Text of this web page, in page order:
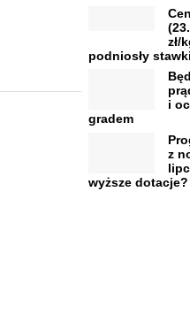
zł/
podniosły stawki
i
gradem
z
wyższe dotacje?